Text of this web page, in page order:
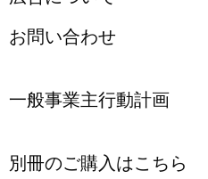
お問い合わせ
一般事業主行動計画
別冊のご購入はこちら